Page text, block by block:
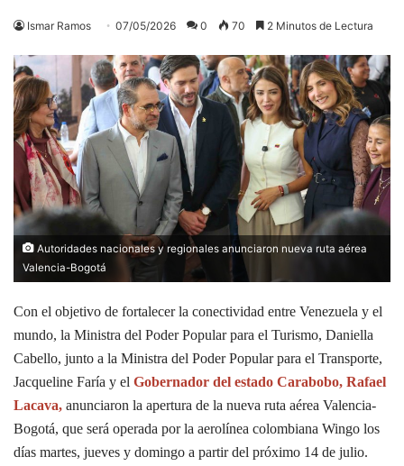
Ismar Ramos 07/05/2026 0 70 2 Minutos de Lectura
Autoridades nacionales y regionales anunciaron nueva ruta aérea
Valencia-Bogotá
Con el objetivo de fortalecer la conectividad entre Venezuela y el
mundo, la Ministra del Poder Popular para el Turismo, Daniella
Cabello, junto a la Ministra del Poder Popular para el Transporte,
Jacqueline Faría y el Gobernador del estado Carabobo, Rafael
Lacava, anunciaron la apertura de la nueva ruta aérea Valencia-
Bogotá, que será operada por la aerolínea colombiana Wingo los
días martes, jueves y domingo a partir del próximo 14 de julio.